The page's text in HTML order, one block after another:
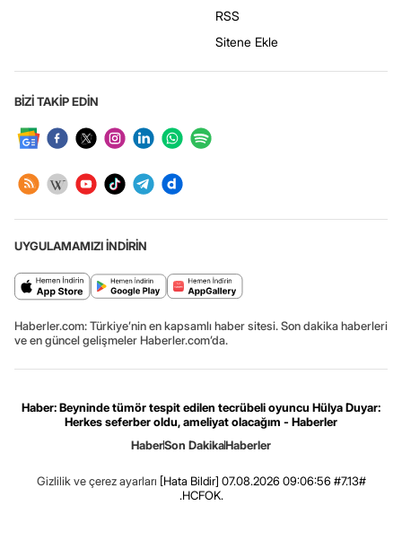
RSS
Sitene Ekle
BİZİ TAKİP EDİN
UYGULAMAMIZI İNDİRİN
Haberler.com: Türkiye’nin en kapsamlı haber sitesi. Son dakika haberleri
ve en güncel gelişmeler Haberler.com’da.
Haber: Beyninde tümör tespit edilen tecrübeli oyuncu Hülya Duyar:
Herkes seferber oldu, ameliyat olacağım - Haberler
HaberSon DakikaHaberler
Gizlilik ve çerez ayarları [Hata Bildir] 07.08.2026 09:06:56 #7.13#
.HCFOK.